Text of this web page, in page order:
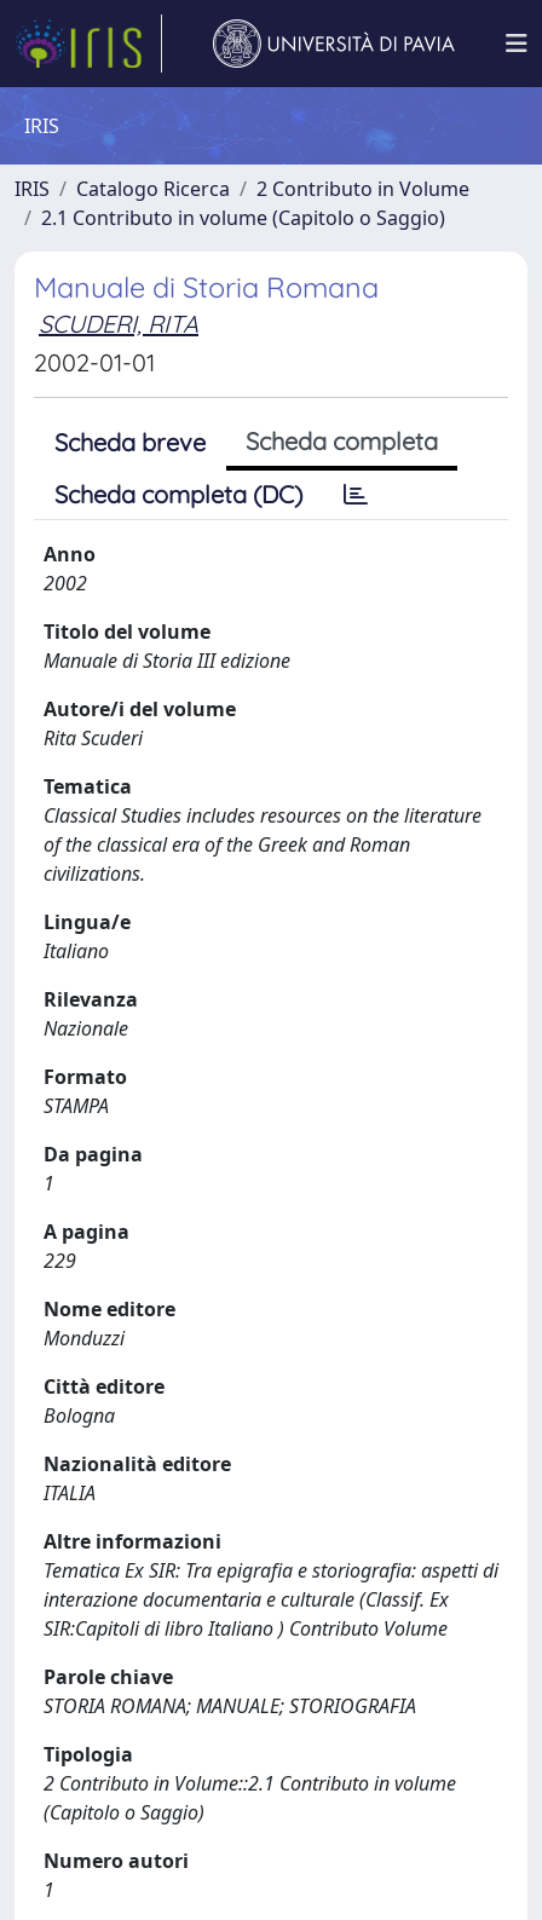
IRIS
IRIS Catalogo Ricerca
2 Contributo in Volume
2.1 Contributo in volume (Capitolo o Saggio)
Manuale di Storia Romana
SCUDERI, RITA
2002-01-01
Scheda breve
Scheda completa
Scheda completa (DC)
Anno
2002
Titolo del volume
Manuale di Storia III edizione
Autore/i del volume
Rita Scuderi
Tematica
Classical Studies includes resources on the literature
of the classical era of the Greek and Roman
civilizations.
Lingua/e
Italiano
Rilevanza
Nazionale
Formato
STAMPA
Da pagina
1
A pagina
229
Nome editore
Monduzzi
Città editore
Bologna
Nazionalità editore
ITALIA
Altre informazioni
Tematica Ex SIR: Tra epigrafia e storiografia: aspetti di
interazione documentaria e culturale (Classif. Ex
SIR:Capitoli di libro Italiano ) Contributo Volume
Parole chiave
STORIA ROMANA; MANUALE; STORIOGRAFIA
Tipologia
2 Contributo in Volume::2.1 Contributo in volume
(Capitolo o Saggio)
Numero autori
1